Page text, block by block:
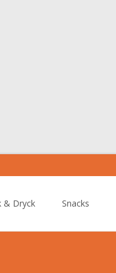
& Dryck Snacks